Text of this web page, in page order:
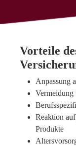
Vorteile
Anpassung
Reaktion
Produkte